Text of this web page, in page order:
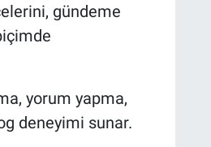
gündeme
yorum yapma,
deneyimi sunar.